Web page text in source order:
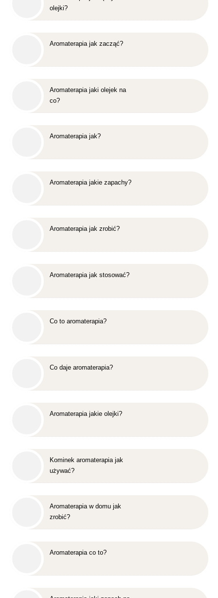
olejki?
Aromaterapia jak zacząć?
Aromaterapia jaki olejek na
co?
Aromaterapia jak?
Aromaterapia jakie zapachy?
Aromaterapia jak zrobić?
Aromaterapia jak stosować?
Co to aromaterapia?
Co daje aromaterapia?
Aromaterapia jakie olejki?
Kominek aromaterapia jak
używać?
Aromaterapia w domu jak
zrobić?
Aromaterapia co to?